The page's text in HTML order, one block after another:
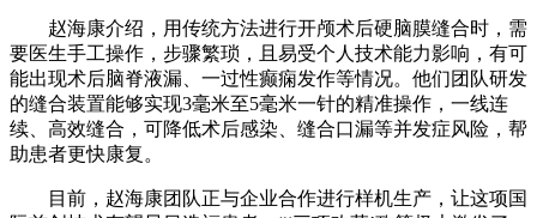
赵海康介绍，用传统方法进行开颅术后硬脑膜缝合时，需
要医生手工操作，步骤繁琐，且易受个人技术能力影响，有可
能出现术后脑脊液漏、一过性癫痫发作等情况。他们团队研发
的缝合装置能够实现3毫米至5毫米一针的精准操作，一线连
续、高效缝合，可降低术后感染、缝合口漏等并发症风险，帮
助患者更快康复。
目前，赵海康团队正与企业合作进行样机生产，让这项国